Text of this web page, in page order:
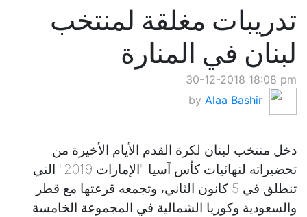
تدريبات مغلقة لمنتخب
لبنان في المنارة
30-12-2018 18:08 pm
by Alaa Bashir
دخل منتخب لبنان لكرة القدم الأيام الأخيرة من
تحضيراته لنهائيات كأس آسيا "الإمارات 2019" التي
تنطلق في 5 كانون الثاني، وتجمعه قرعتها مع قطر
والسعودية وكوريا الشمالية في المجموعة الخامسة.